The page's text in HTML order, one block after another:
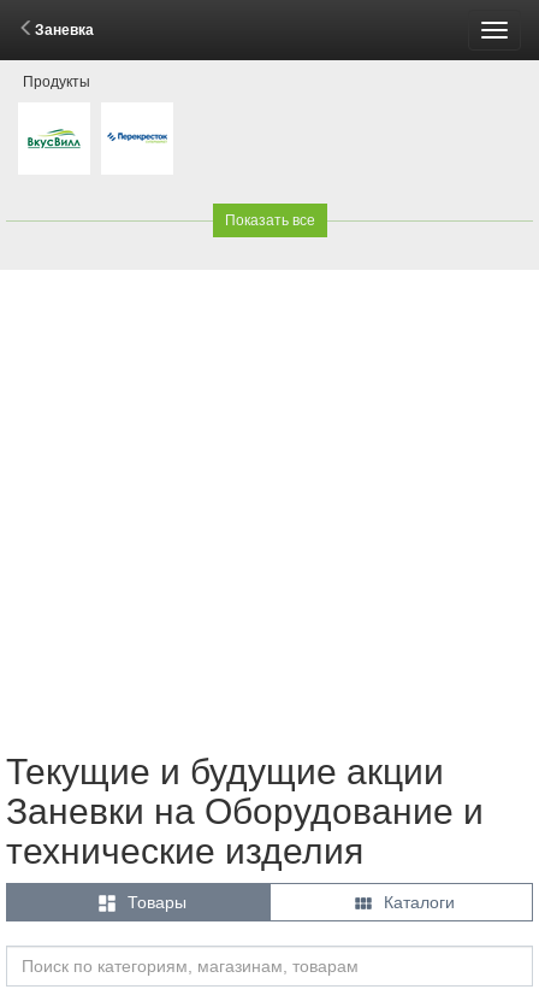
Заневка
Продукты
Показать все
Текущие и будущие акции
Заневки на Оборудование и
технические изделия
 Товары  Каталоги